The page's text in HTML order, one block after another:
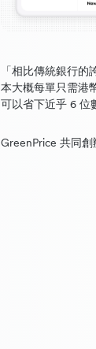
「相比傳統銀行
本大概每單只需港
可以省下近乎 6 位
GreenPrice 共同創